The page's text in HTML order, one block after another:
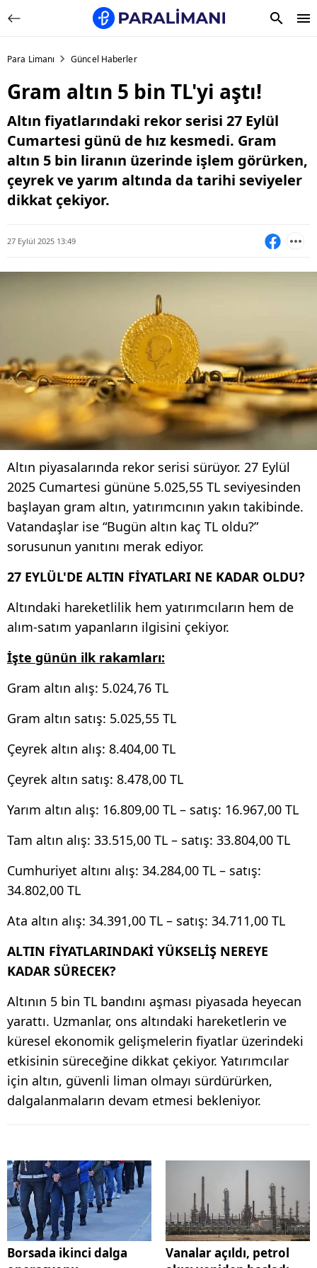
Para Limanı Güncel Haberler
Gram altın 5 bin TL'yi aştı!
Altın fiyatlarındaki rekor serisi 27 Eylül
Cumartesi günü de hız kesmedi. Gram
altın 5 bin liranın üzerinde işlem görürken,
çeyrek ve yarım altında da tarihi seviyeler
dikkat çekiyor.
27 Eylül 2025 13:49
Altın piyasalarında rekor serisi sürüyor. 27 Eylül
2025 Cumartesi gününe 5.025,55 TL seviyesinden
başlayan gram altın, yatırımcının yakın takibinde.
Vatandaşlar ise “Bugün altın kaç TL oldu?”
sorusunun yanıtını merak ediyor.
27 EYLÜL'DE ALTIN FİYATLARI NE KADAR OLDU?
Altındaki hareketlilik hem yatırımcıların hem de
alım-satım yapanların ilgisini çekiyor.
İşte günün ilk rakamları:
Gram altın alış: 5.024,76 TL
Gram altın satış: 5.025,55 TL
Çeyrek altın alış: 8.404,00 TL
Çeyrek altın satış: 8.478,00 TL
Yarım altın alış: 16.809,00 TL – satış: 16.967,00 TL
Tam altın alış: 33.515,00 TL – satış: 33.804,00 TL
Cumhuriyet altını alış: 34.284,00 TL – satış:
34.802,00 TL
Ata altın alış: 34.391,00 TL – satış: 34.711,00 TL
ALTIN FİYATLARINDAKİ YÜKSELİŞ NEREYE
KADAR SÜRECEK?
Altının 5 bin TL bandını aşması piyasada heyecan
yarattı. Uzmanlar, ons altındaki hareketlerin ve
küresel ekonomik gelişmelerin fiyatlar üzerindeki
etkisinin süreceğine dikkat çekiyor. Yatırımcılar
için altın, güvenli liman olmayı sürdürürken,
dalgalanmaların devam etmesi bekleniyor.
Borsada ikinci dalga
Vanalar açıldı, petrol